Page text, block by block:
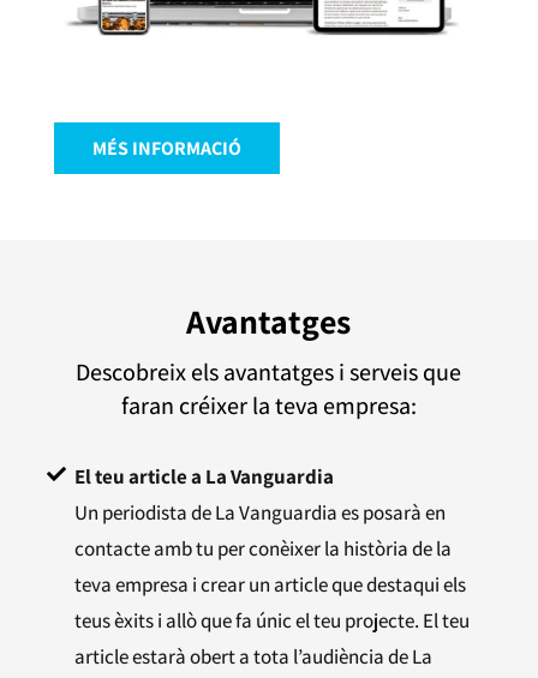
MÉS INFORMACIÓ
Avantatges
Descobreix els avantatges i serveis que
faran créixer la teva empresa:
El teu article a La Vanguardia
Un periodista de La Vanguardia es posarà en
contacte amb tu per conèixer la història de la
teva empresa i crear un article que destaqui els
teus èxits i allò que fa únic el teu projecte. El teu
article estarà obert a tota l’audiència de La